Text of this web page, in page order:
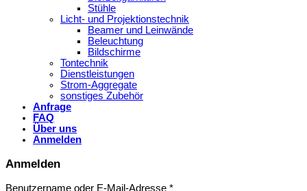
Stühle
Licht- und Projektionstechnik
Beamer und Leinwände
Beleuchtung
Bildschirme
Tontechnik
Dienstleistungen
Strom-Aggregate
sonstiges Zubehör
Anfrage
FAQ
Über uns
Anmelden
Anmelden
Benutzername oder E-Mail-Adresse *